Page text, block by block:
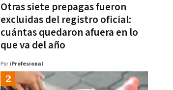
Otras siete prepagas fueron
excluidas del registro oficial:
cuántas quedaron afuera en lo
que va del año
Por iProfesional